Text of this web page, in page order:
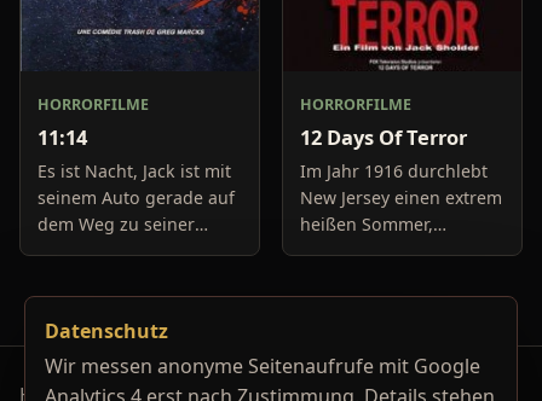
HORRORFILME
11:14
Es ist Nacht, Jack ist mit
seinem Auto gerade auf
dem Weg zu seiner
Freundin, um diese
Auto springt auf 11:14h,
genau in dem Moment
fäll
HORRORFILME
12 Days Of Terror
Im Jahr 1916 durchlebt
New Jersey einen extrem
heißen Sommer,
während in Europa der
Bewohner eines kleinen
unter der
Horrorfilm-Reviews, Serienkiller-Profile und Genre-
Datenschutz
Wir messen anonyme Seitenaufrufe mit Google